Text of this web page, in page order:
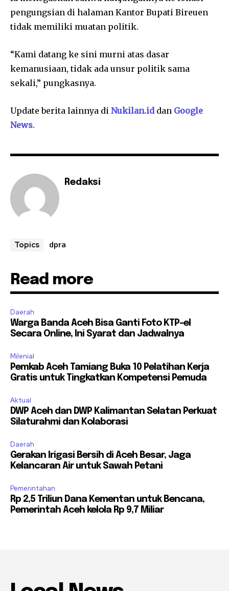
pengungsian di halaman Kantor Bupati Bireuen
tidak memiliki muatan politik.
“Kami datang ke sini murni atas dasar
kemanusiaan, tidak ada unsur politik sama
sekali,” pungkasnya.
Update berita lainnya di Nukilan.iddan Google
News.
Redaksi
Topics dpra
Read more
Daerah
Warga Banda Aceh Bisa Ganti Foto KTP-el
Secara Online, Ini Syarat dan Jadwalnya
Milenial
Pemkab Aceh Tamiang Buka 10 Pelatihan Kerja
Gratis untuk Tingkatkan Kompetensi Pemuda
Aktual
DWP Aceh dan DWP Kalimantan Selatan Perkuat
Silaturahmi dan Kolaborasi
Daerah
Gerakan Irigasi Bersih di Aceh Besar, Jaga
Kelancaran Air untuk Sawah Petani
Pemerintahan
Rp 2,5 Triliun Dana Kementan untuk Bencana,
Pemerintah Aceh kelola Rp 9,7 Miliar